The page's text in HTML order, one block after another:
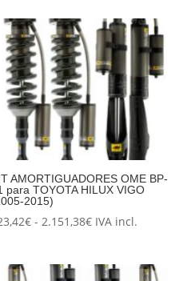
AMORTIGUADORES OME BP-
para TOYOTA HILUX VIGO
2015)
€ - 2.151,38€Rango
desde
IVA incl.